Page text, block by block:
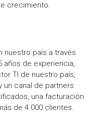
crecimiento.
nuestro país a través
años de experiencia,
TI de nuestro país,
un canal de partners
una facturación
de 4.000 clientes.